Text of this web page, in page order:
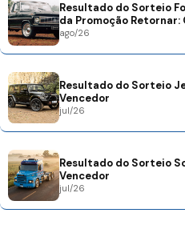
Resultado do Sorteio
da Promoção Retornar:
ago/26
Resultado do Sorteio
Vencedor
jul/26
Resultado do Sorteio
Vencedor
jul/26